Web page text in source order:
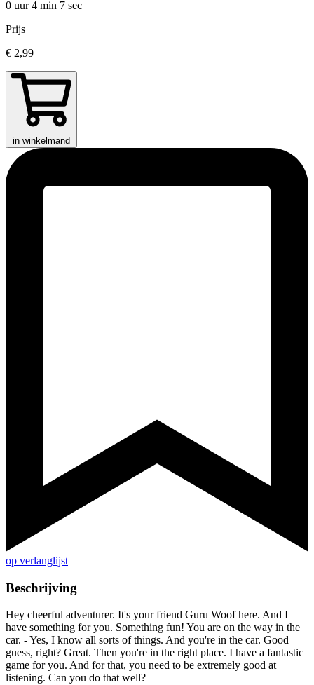
0 uur 4 min 7 sec
Prijs
€ 2,99
in winkelmand
op verlanglijst
Beschrijving
Hey cheerful adventurer. It's your friend Guru Woof here. And I
have something for you. Something fun! You are on the way in the
car. - Yes, I know all sorts of things. And you're in the car. Good
guess, right? Great. Then you're in the right place. I have a fantastic
game for you. And for that, you need to be extremely good at
listening. Can you do that well?